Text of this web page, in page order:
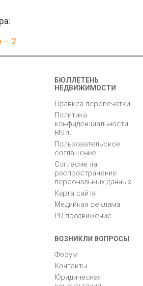
– 2
БЮЛЛЕТЕНЬ
НЕДВИЖИМОСТИ
Правила перепечатки
Политика
конфиденциальности
BN.ru
Пользовательское
соглашение
Согласие на
распространение
персональных данных
Карта сайта
Медийная реклама
PR продвижение
ВОЗНИКЛИ ВОПРОСЫ
Форум
Контакты
Юридическая